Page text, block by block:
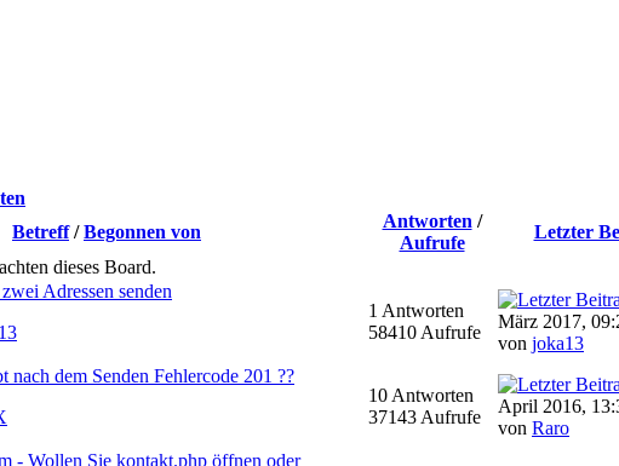
Betreff/Begonnen von
Antworten/
Aufrufe
Letzter
dieses Board.
Adressen senden
1 Antworten
58410 Aufrufe
März 2017,
von joka13
dem Senden Fehlercode 201 ??
10 Antworten
37143 Aufrufe
April 2016,
von Raro
- Wollen Sie kontakt.php öffnen oder